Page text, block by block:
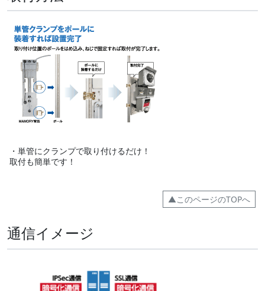
・単管にクランプで取り付けるだけ！
取付も簡単です！
▲このページのTOPへ
通信イメージ